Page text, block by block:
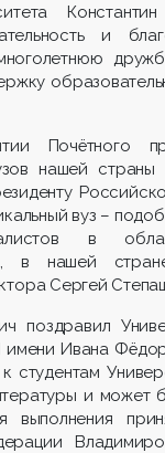
и
Почётного
нашей страны
вуз –
в
в нашей
Сергей
поздравил
Ивана
студентам
и может
выполнения